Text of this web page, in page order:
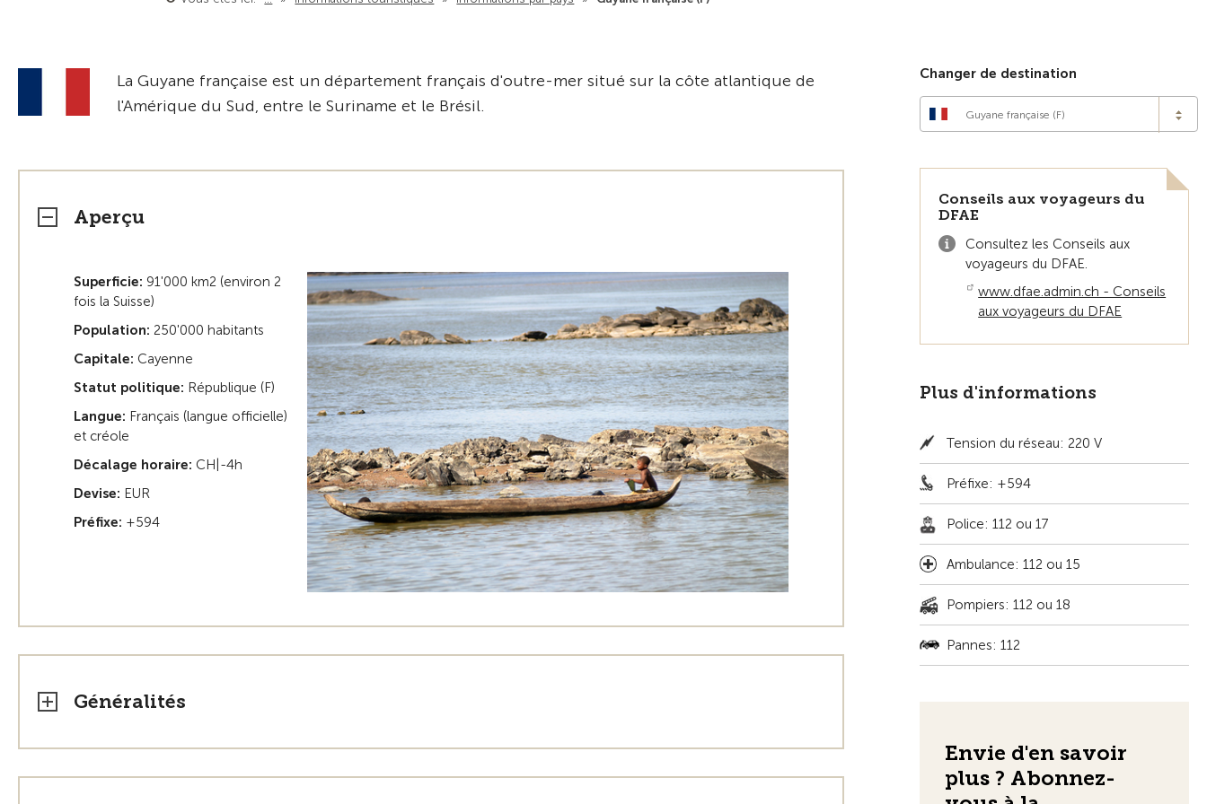
La Guyane française est un département français d'outre-mer situé sur la côte atlantique de
l'Amérique du Sud, entre le Suriname et le Brésil.
Aperçu
Superficie: 91'000 km2 (environ 2
fois la Suisse)
Population: 250'000 habitants
Capitale: Cayenne
Statut politique: République (F)
Langue: Français (langue officielle)
et créole
Décalage horaire: CH|-4h
Devise: EUR
Préfixe: +594
Généralités
Changer de destination
Guyane française (F)
Conseils aux voyageurs du
DFAE
Consultez les Conseils aux
voyageurs du DFAE.
www.dfae.admin.ch - Conseils
aux voyageurs du DFAE
Plus d'informations
Tension du réseau: 220 V
Préfixe: +594
Police: 112 ou 17
Ambulance: 112 ou 15
Pompiers: 112 ou 18
Pannes: 112